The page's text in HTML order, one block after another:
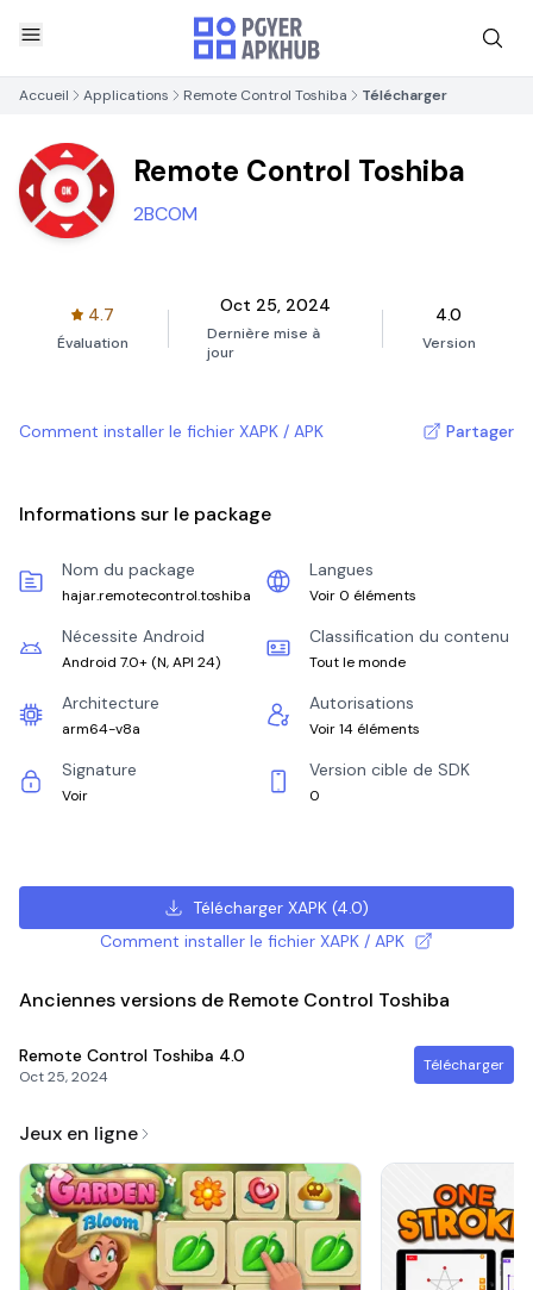
Accueil Applications Remote Control Toshiba Télécharger
Remote Control Toshiba
2BCOM
4.7
Évaluation
Oct 25, 2024
Dernière mise à
jour
4.0
Version
Comment installer le fichier XAPK / APK Partager
Informations sur le package
Nom du package
hajar.remotecontrol.toshiba
Langues
Voir 0 éléments
Nécessite Android
Android 7.0+ (N, API 24)
Classification du contenu
Tout le monde
Architecture
arm64-v8a
Autorisations
Voir 14 éléments
Signature
Voir
Version cible de SDK
0
Télécharger XAPK(4.0)
Comment installer le fichier XAPK / APK
Anciennes versions de Remote Control Toshiba
Remote Control Toshiba 4.0
Oct 25, 2024
Télécharger
Jeux en ligne